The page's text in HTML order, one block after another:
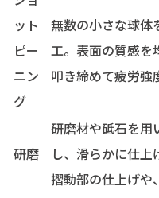
ット
ピー
ニン
グ
無数の小さな球体
工。表面の質感を
叩き締めて疲労強
研磨
研磨材や砥石を用
し、滑らかに仕上
摺動部の仕上げや